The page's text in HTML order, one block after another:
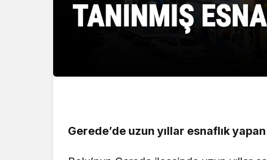
Gerede’de uzun yıllar esnaflık